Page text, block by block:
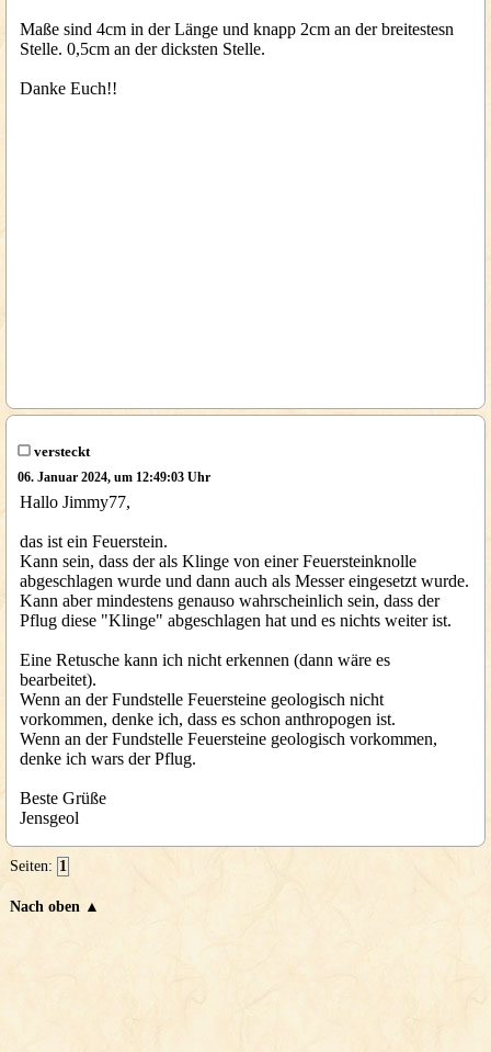
Maße sind 4cm in der Länge und knapp 2cm an der breitestesn
Stelle. 0,5cm an der dicksten Stelle.
Danke Euch!!
versteckt
06. Januar 2024, um 12:49:03 Uhr
Hallo Jimmy77,
das ist ein Feuerstein.
Kann sein, dass der als Klinge von einer Feuersteinknolle
abgeschlagen wurde und dann auch als Messer eingesetzt wurde.
Kann aber mindestens genauso wahrscheinlich sein, dass der
Pflug diese "Klinge" abgeschlagen hat und es nichts weiter ist.
Eine Retusche kann ich nicht erkennen (dann wäre es
bearbeitet).
Wenn an der Fundstelle Feuersteine geologisch nicht
vorkommen, denke ich, dass es schon anthropogen ist.
Wenn an der Fundstelle Feuersteine geologisch vorkommen,
denke ich wars der Pflug.
Beste Grüße
Jensgeol
Seiten: 1
Nach oben ▲